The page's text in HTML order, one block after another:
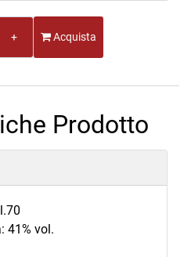
Acquista
Prodotto
41% vol.